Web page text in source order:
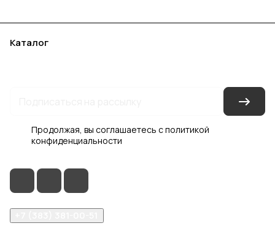
Каталог
Продолжая, вы соглашаетесь сполитикой
конфиденциальности